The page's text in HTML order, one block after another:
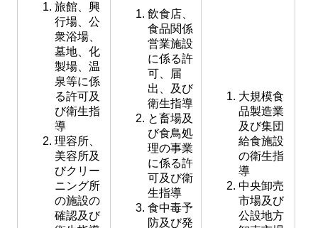
旅館、興
行場、公
衆浴場、
墓地、化
製場、温
泉等に係
る許可及
び衛生指
導
理容所、
美容所及
びクリー
ニング所
の施設の
確認及び
飲食店、
食品関係
営業施設
に係る許
可、届
出、及び
衛生指導
と畜場及
び食鳥処
理の事業
に係る許
可及び衛
生指導
食中毒予
防及び発
大規模食
品製造業
及び集団
給食施設
の衛生指
導
中央卸売
市場及び
公設地方